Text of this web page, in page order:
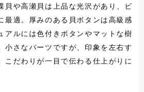
貝や高瀬貝は上品な光沢があり、ビ
最適。厚みのある貝ボタンは高級感
アルには色付きボタンやマットな樹
小さなパーツですが、印象を左右す
こだわりが一目で伝わる仕上がりに